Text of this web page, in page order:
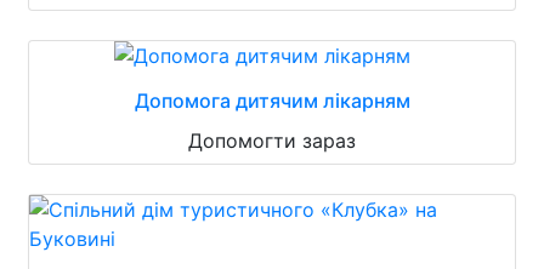
Допомога дитячим лікарням
Допомогти зараз